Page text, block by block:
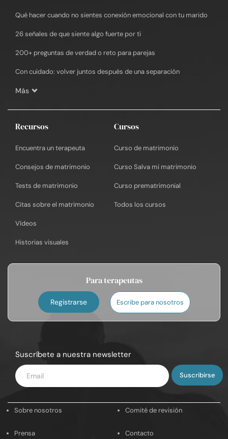
Qué hacer cuando no sientes conexión emocional con tu marido
26 señales de que siente algo fuerte por ti
200+ preguntas de verdad o reto para parejas
Con cuidado: volver juntos después de una separación
Más
Recursos
Encuentra un terapeuta
Consejos de matrimonio
Tests de matrimonio
Citas sobre el matrimonio
Vídeos
Historias visuales
Cursos
Curso de matrimonio
Curso Salva mi matrimonio
Curso prematrimonial
Todos los cursos
Para terapeutas
Registrarse Escribe para nosotros
Suscríbete a nuestra newsletter
Introduce
tu
Sobre nosotros Comité de revisión
Prensa Contacto